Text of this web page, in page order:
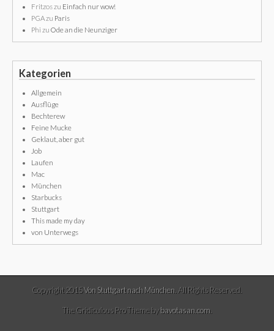
Fritzoszu Einfach nur wow!
PGAzu Paris
Phi zu Ode an die Neunziger
Kategorien
Allgemein
Ausflüge
Bechterew
Feine Mucke
Geklaut, aber gut
Job
Laufen
Mac
München
Starbucks
Stuttgart
This made my day
von Unterwegs
Copyright 2015Von Stuttgart nach München . All Rights Reserved.
The Gridiculous Pro Theme bybavotasan.com.